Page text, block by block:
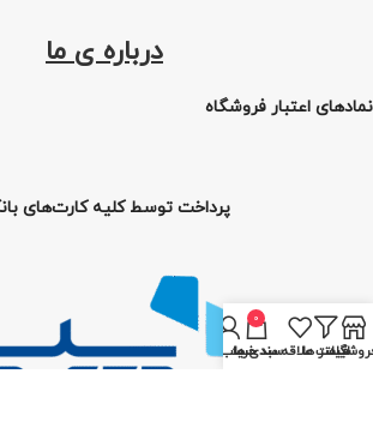
درباره ی ما
نمادهای اعتبار فروشگاه
پرداخت توسط کلیه کارت‌های
فیلتر ها
لیست علاقه مندی ها
0
سبد خریدحساب من